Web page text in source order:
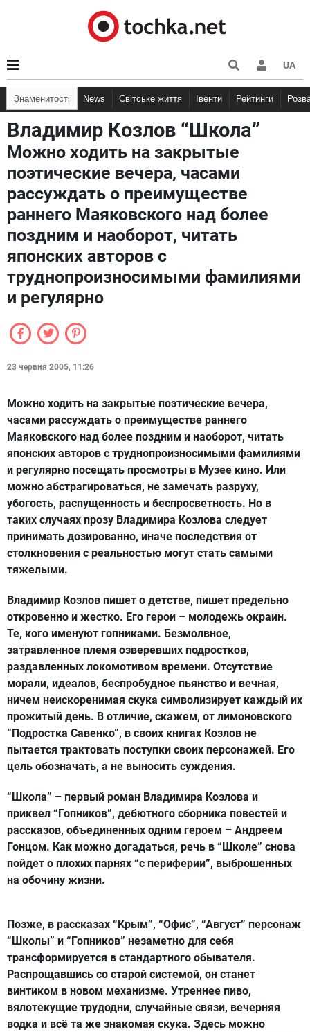
UA
Знаменитості News Світське життя Івенти Рейтинги
Владимир Козлов “Школа”
Можно ходить на закрытые
поэтические вечера, часами
рассуждать о преимуществе
раннего Маяковского над более
поздним и наоборот, читать
японских авторов с
труднопроизносимыми фамилиями
и регулярно
23 червня 2005, 11:26
Можно ходить на закрытые поэтические вечера,
часами рассуждать о преимуществе раннего
Маяковского над более поздним и наоборот, читать
японских авторов с труднопроизносимыми фамилиями
и регулярно посещать просмотры в Музее кино. Или
можно абстрагироваться, не замечать разруху,
убогость, распущенность и беспросветность. Но в
таких случаях прозу Владимира Козлова следует
принимать дозированно, иначе последствия от
столкновения с реальностью могут стать самыми
тяжелыми.
Владимир Козлов пишет о детстве, пишет предельно
откровенно и жестко. Его герои – молодежь окраин.
Те, кого именуют гопниками. Безмолвное,
затравленное племя озверевших подростков,
раздавленных локомотивом времени. Отсутствие
морали, идеалов, беспробудное пьянство и вечная,
ничем неискоренимая скука символизирует каждый их
прожитый день. В отличие, скажем, от лимоновского
“Подростка Савенко”, в своих книгах Козлов не
пытается трактовать поступки своих персонажей. Его
цель обозначать, а не выносить суждения.
“Школа” – первый роман Владимира Козлова и
приквел “Гопников”, дебютного сборника повестей и
рассказов, объединенных одним героем – Андреем
Гонцом. Как можно догадаться, речь в “Школе” снова
пойдет о плохих парнях “с периферии”, выброшенных
на обочину жизни.
Позже, в рассказах “Крым”, “Офис”, “Август” персонаж
“Школы” и “Гопников” незаметно для себя
трансформируется в стандартного обывателя.
Распрощавшись со старой системой, он станет
винтиком в новом механизме. Утреннее пиво,
вялотекущие трудодни, случайные связи, вечерняя
водка и всё та же знакомая скука. Здесь можно